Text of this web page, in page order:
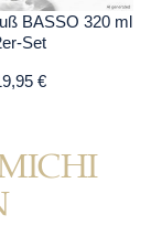
BASSO 320 ml
Set
€